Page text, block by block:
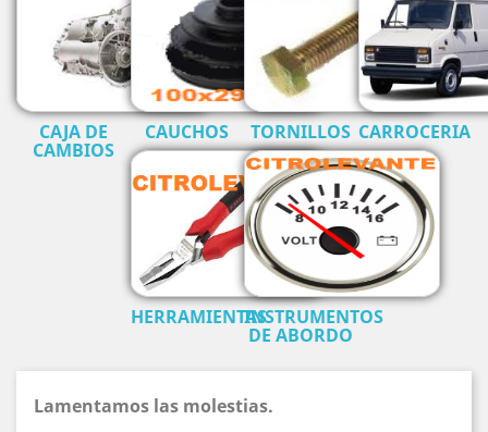
CAJA DE
CAMBIOS
CAUCHOS TORNILLOS CARROCERIA
HERRAMIENTASINSTRUMENTOS
DE ABORDO
Lamentamos las molestias.